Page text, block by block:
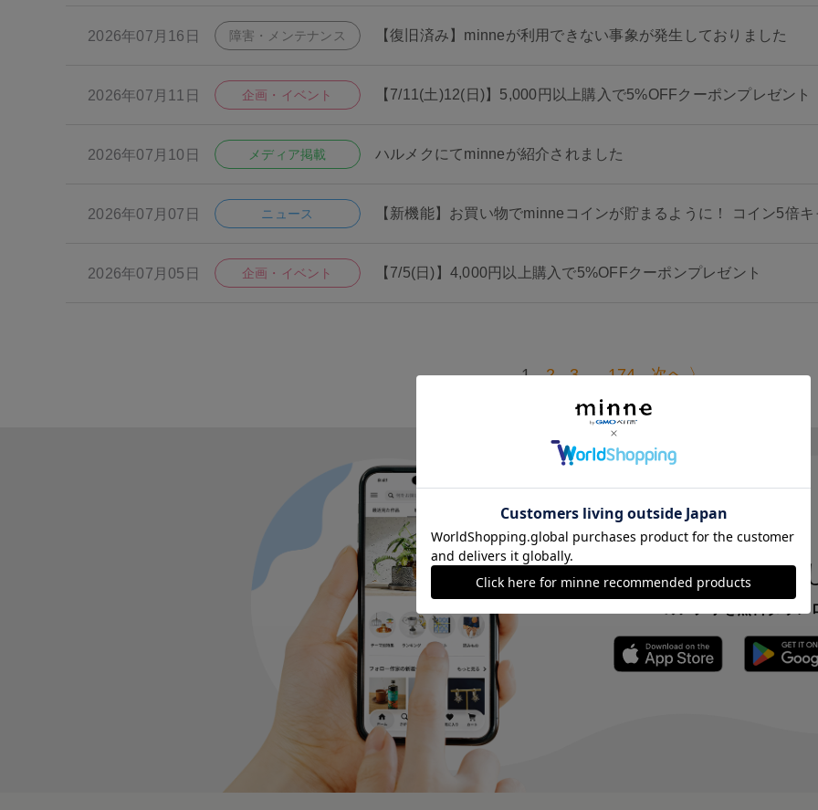
2026年07月16日 障害・メンテナンス 【復旧済み】minneが利用できない事象が発生しておりました
2026年07月11日 企画・イベント 【7/11(土)12(日)】5,000円以上購入で5%OFFクーポンプレゼント
2026年07月10日 メディア掲載 ハルメクにてminneが紹介されました
2026年07月07日 ニュース 【新機能】お買い物でminneコインが貯まるように！ コイン5倍
2026年07月05日 企画・イベント 【7/5(日)】4,000円以上購入で5%OFFクーポンプレゼント
1 2 3 ... 174 次へ 〉
いつでもどこでも楽
minneのアプリを無料ダウン
App Store か